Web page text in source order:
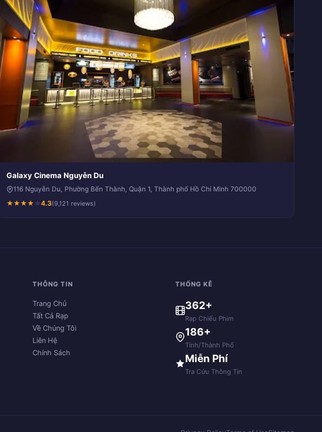
Galaxy Cinema Nguyễn Du
116 Nguyễn Du, Phường Bến Thành, Quận 1, Thành phố Hồ Chí Minh 700000
★★★★★4.3(9,121 reviews)
THÔNG TIN
Trang Chủ
Tất Cả Rạp
Về Chúng Tôi
Liên Hệ
Chính Sách
THỐNG KÊ
362+
Rạp Chiếu Phim
186+
Tỉnh/Thành Phố
Miễn Phí
Tra Cứu Thông Tin